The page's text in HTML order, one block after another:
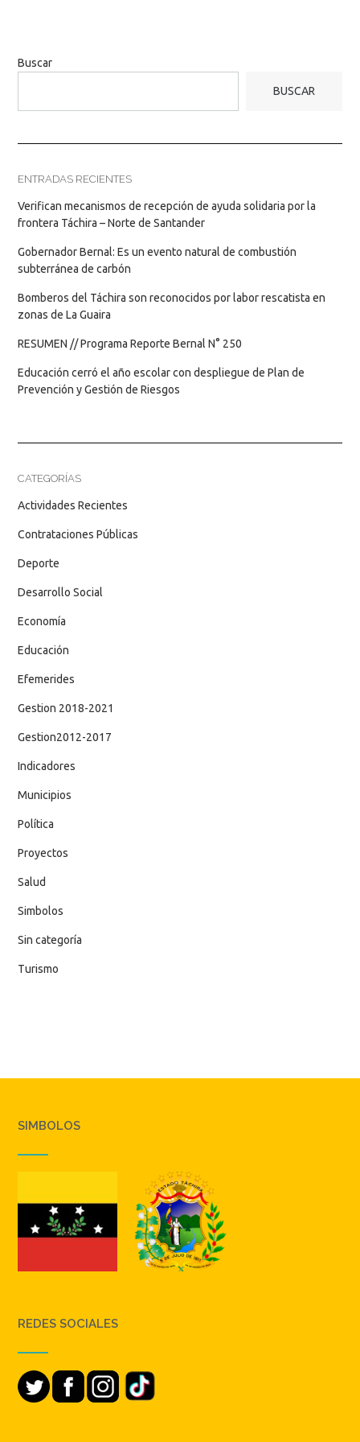
Buscar
BUSCAR
ENTRADAS RECIENTES
Verifican mecanismos de recepción de ayuda solidaria por la
frontera Táchira – Norte de Santander
Gobernador Bernal: Es un evento natural de combustión
subterránea de carbón
Bomberos del Táchira son reconocidos por labor rescatista en
zonas de La Guaira
RESUMEN // Programa Reporte Bernal N° 250
Educación cerró el año escolar con despliegue de Plan de
Prevención y Gestión de Riesgos
CATEGORÍAS
Actividades Recientes
Contrataciones Públicas
Deporte
Desarrollo Social
Economía
Educación
Efemerides
Gestion 2018-2021
Gestion2012-2017
Indicadores
Municipios
Política
Proyectos
Salud
Simbolos
Sin categoría
Turismo
SIMBOLOS
REDES SOCIALES